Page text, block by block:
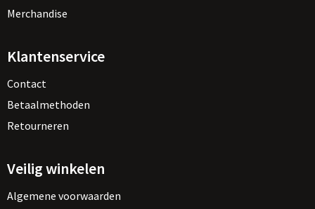
Merchandise
Klantenservice
Contact
Betaalmethoden
Retourneren
Veilig winkelen
Algemene voorwaarden